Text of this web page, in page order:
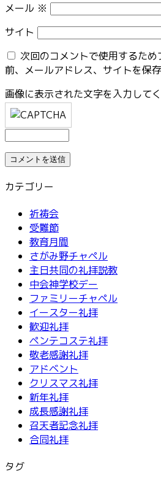
メール ※
サイト
次回のコメントで使用するた
前、メールアドレス、サイトを保存
画像に表示された文字を入力して
カテゴリー
祈祷会
受難節
教育月間
さがみ野チャペル
主日共同の礼拝説教
中会神学校デー
ファミリーチャペル
イースター礼拝
歓迎礼拝
ペンテコステ礼拝
敬老感謝礼拝
アドベント
クリスマス礼拝
新年礼拝
成長感謝礼拝
召天者記念礼拝
合同礼拝
タグ